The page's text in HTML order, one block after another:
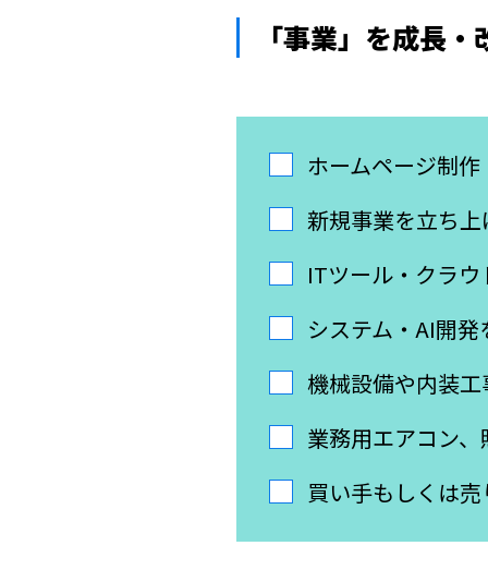
「事業」を成長
ホームページ制
新規事業を立ち
ITツール・クラ
システム・AI開
機械設備や内装
業務用エアコン
買い手もしくは